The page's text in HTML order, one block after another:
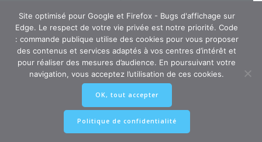
CODE : COMMANDE PUBLIQUE
Un site créé et édité par Pyxis Support, cabinet de conseil en achats et
marchés publics : AMO, Externalisation des marchés, Contract Management,
Ingénierie contractuelle
Site optimisé pour Google et Firefox - Bugs d'affichage sur
Edge. Le respect de votre vie privée est notre priorité. Code
: commande publique utilise des cookies pour vous proposer
des contenus et services adaptés à vos centres d’intérêt et
pour réaliser des mesures d’audience. En poursuivant votre
navigation, vous acceptez l’utilisation de ces cookies.
OK, tout accepter
Politique de confidentialité